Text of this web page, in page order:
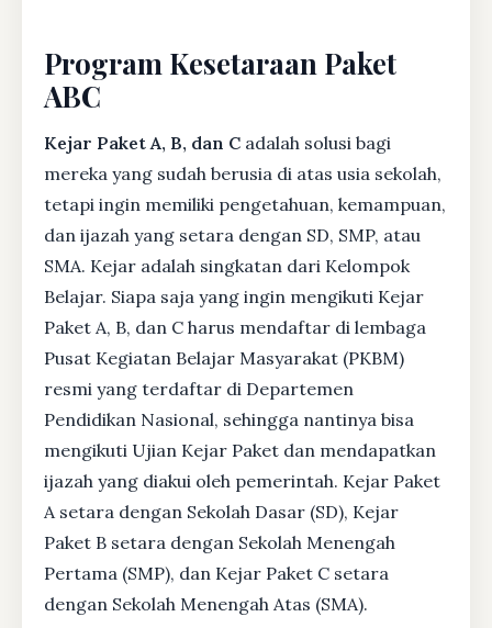
Program Kesetaraan Paket
ABC
Kejar Paket A, B, dan C adalah solusi bagi
mereka yang sudah berusia di atas usia sekolah,
tetapi ingin memiliki pengetahuan, kemampuan,
dan ijazah yang setara dengan SD, SMP, atau
SMA. Kejar adalah singkatan dari Kelompok
Belajar. Siapa saja yang ingin mengikuti Kejar
Paket A, B, dan C harus mendaftar di lembaga
Pusat Kegiatan Belajar Masyarakat (PKBM)
resmi yang terdaftar di Departemen
Pendidikan Nasional, sehingga nantinya bisa
mengikuti Ujian Kejar Paket dan mendapatkan
ijazah yang diakui oleh pemerintah. Kejar Paket
A setara dengan Sekolah Dasar (SD), Kejar
Paket B setara dengan Sekolah Menengah
Pertama (SMP), dan Kejar Paket C setara
dengan Sekolah Menengah Atas (SMA).